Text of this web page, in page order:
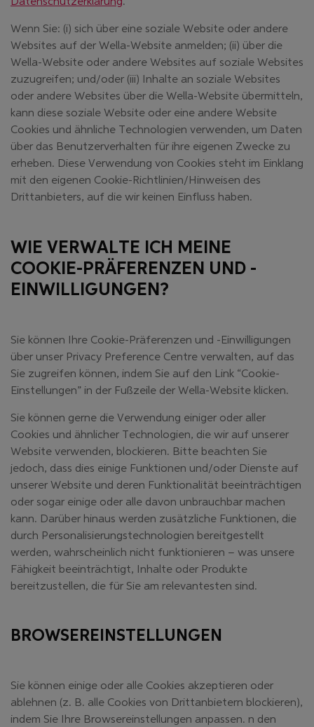
Wenn Sie: (i) sich über eine soziale Website oder andere
Websites auf der Wella-Website anmelden; (ii) über die
Wella-Website oder andere Websites auf soziale Websites
zuzugreifen; und/oder (iii) Inhalte an soziale Websites
oder andere Websites über die Wella-Website übermitteln,
kann diese soziale Website oder eine andere Website
Cookies und ähnliche Technologien verwenden, um Daten
über das Benutzerverhalten für ihre eigenen Zwecke zu
erheben. Diese Verwendung von Cookies steht im Einklang
mit den eigenen Cookie-Richtlinien/Hinweisen des
Drittanbieters, auf die wir keinen Einfluss haben.
WIE VERWALTE ICH MEINE
COOKIE-PRÄFERENZEN UND -
EINWILLIGUNGEN?
Sie können Ihre Cookie-Präferenzen und -Einwilligungen
über unser Privacy Preference Centre verwalten, auf das
Sie zugreifen können, indem Sie auf den Link “Cookie-
Einstellungen” in der Fußzeile der Wella-Website klicken.
Sie können gerne die Verwendung einiger oder aller
Cookies und ähnlicher Technologien, die wir auf unserer
Website verwenden, blockieren. Bitte beachten Sie
jedoch, dass dies einige Funktionen und/oder Dienste auf
unserer Website und deren Funktionalität beeinträchtigen
oder sogar einige oder alle davon unbrauchbar machen
kann. Darüber hinaus werden zusätzliche Funktionen, die
durch Personalisierungstechnologien bereitgestellt
werden, wahrscheinlich nicht funktionieren – was unsere
Fähigkeit beeinträchtigt, Inhalte oder Produkte
bereitzustellen, die für Sie am relevantesten sind.
BROWSEREINSTELLUNGEN
Sie können einige oder alle Cookies akzeptieren oder
ablehnen (z. B. alle Cookies von Drittanbietern blockieren),
indem Sie Ihre Browsereinstellungen anpassen. n den